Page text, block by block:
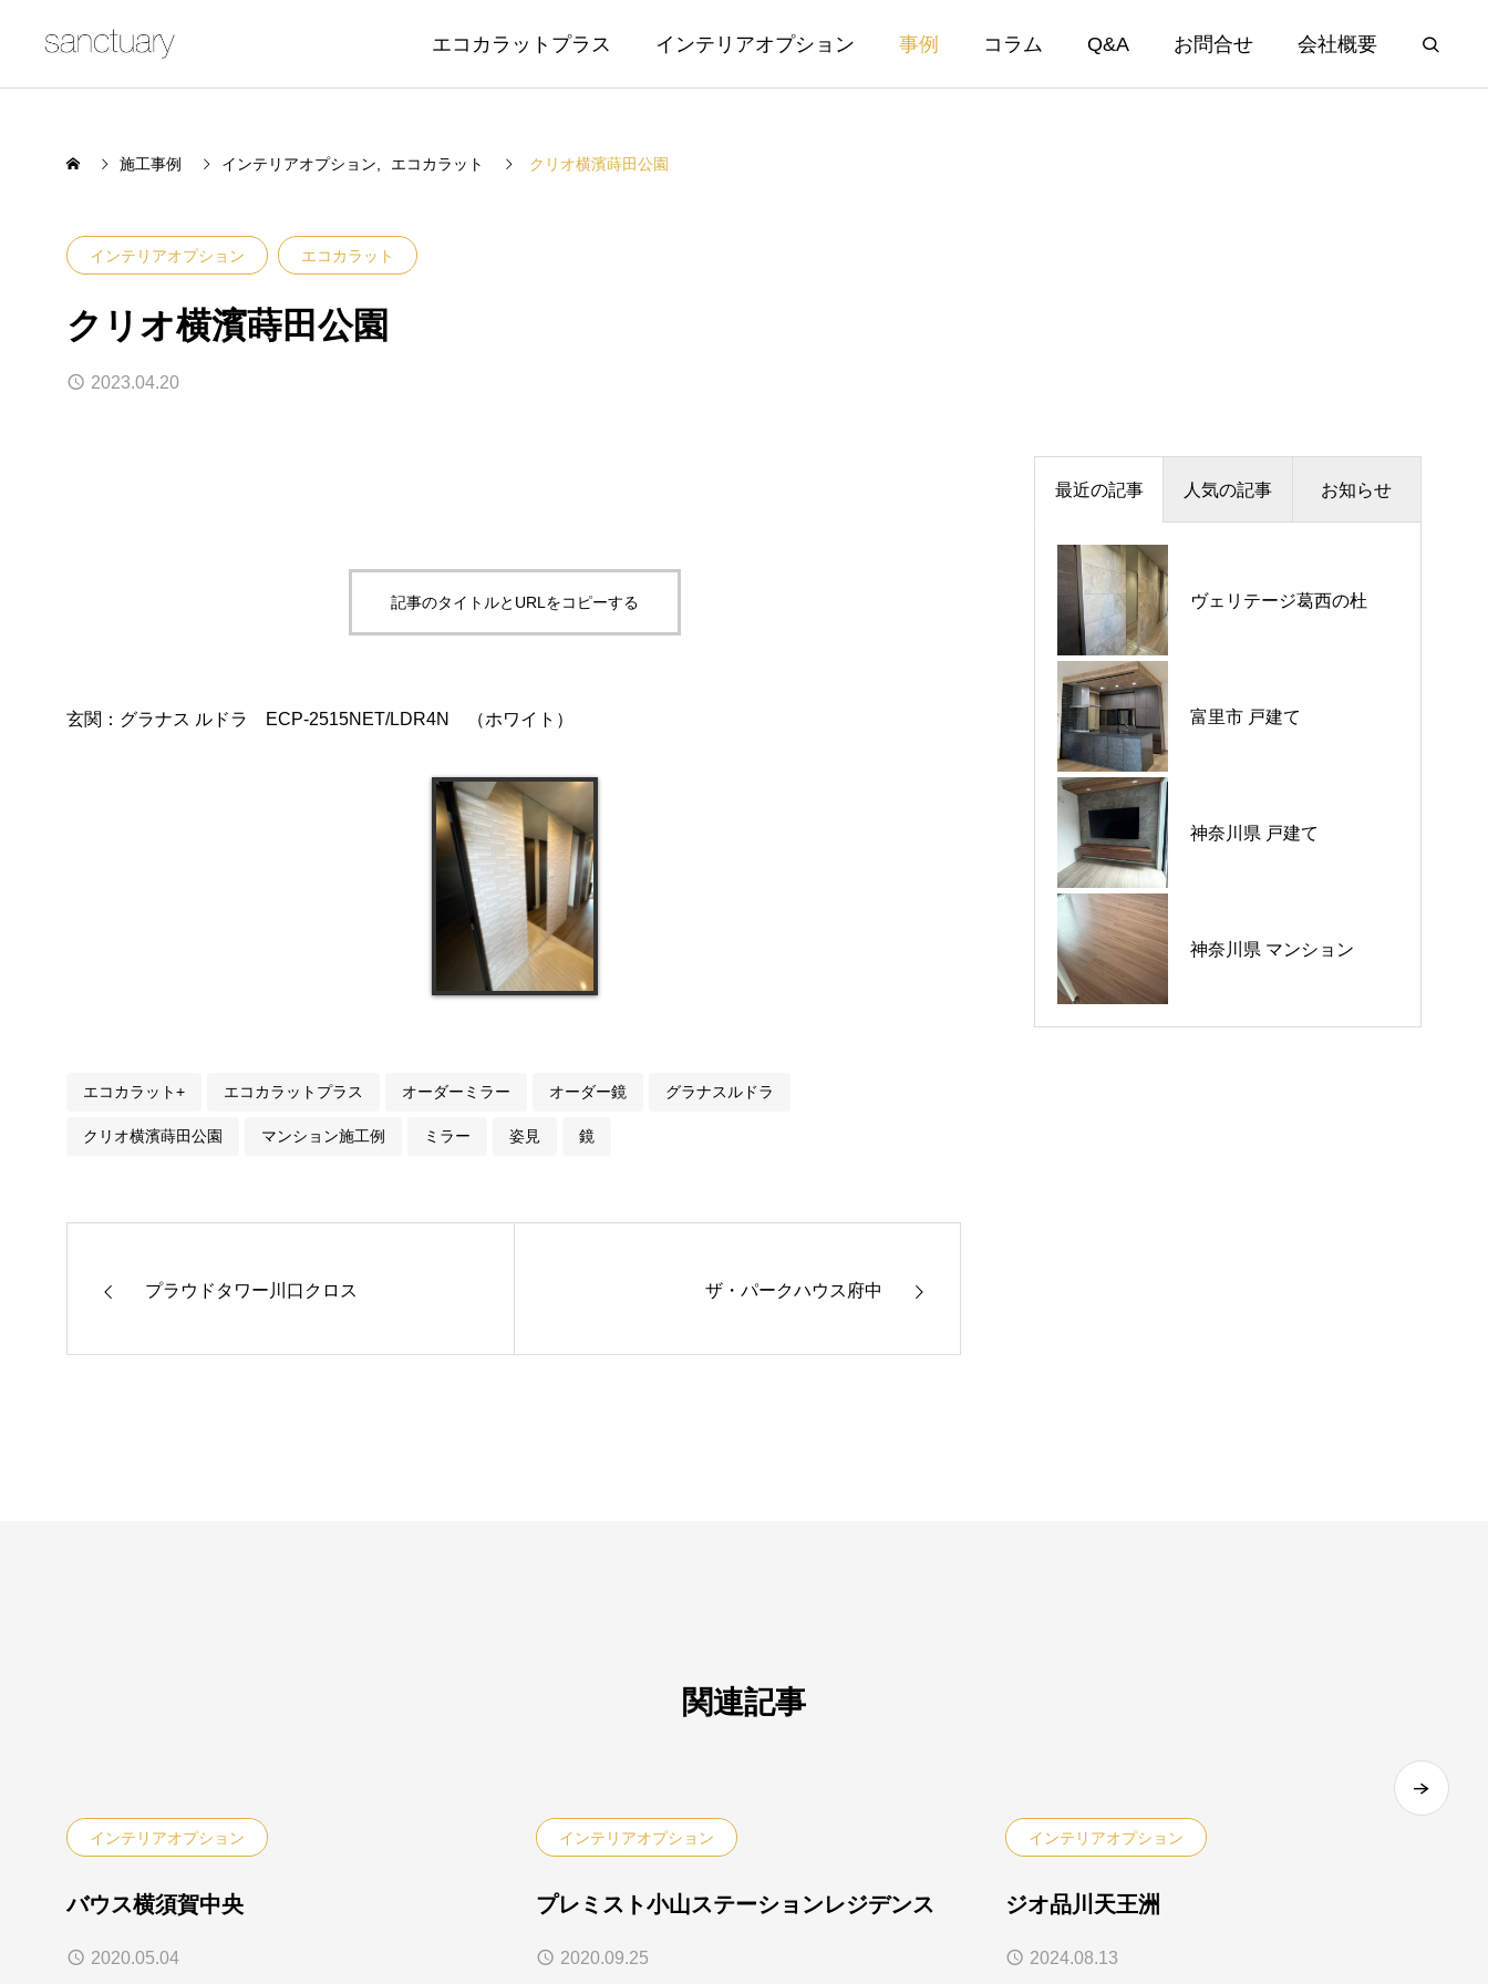
エコカラットプラス インテリアオプション 事例 コラム Q&A お問合せ 会社概要
施工事例 インテリアオプション エコカラット クリオ横濱蒔田公園
インテリアオプション エコカラット
クリオ横濱蒔田公園
2023.04.20
記事のタイトルとURLをコピーする
玄関：グラナス ルドラ ECP-2515NET/LDR4N （ホワイト）
エコカラット+ エコカラットプラス オーダーミラー オーダー鏡 グラナスルドラ
クリオ横濱蒔田公園 マンション施工例 ミラー 姿見 鏡
プラウドタワー川口クロス ザ・パークハウス府中
最近の記事 人気の記事 お知らせ
ヴェリテージ葛西の杜
富里市 戸建て
神奈川県 戸建て
神奈川県 マンション
プラウドシティ所沢
テラス
ウエリス八千代村上
シーブレス
夏季休暇のお知らせ
価格改定のお知らせ
平日ナイト相談会開催🌙
GW営業のご案内
関連記事
インテリアオプション
バウス横須賀中央
2020.05.04
インテリアオプション
プレミスト小山ステーションレジデンス
2020.09.25
インテリアオプション
ジオ品川天王洲
2024.08.13